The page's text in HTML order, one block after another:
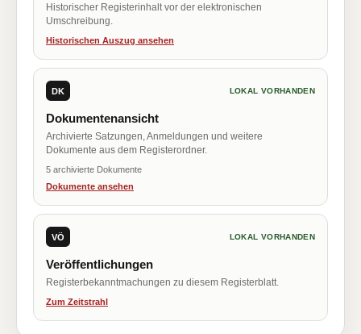
Historischer Registerinhalt vor der elektronischen
Umschreibung.
Historischen Auszug ansehen
DK LOKAL VORHANDEN
Dokumentenansicht
Archivierte Satzungen, Anmeldungen und weitere
Dokumente aus dem Registerordner.
5 archivierte Dokumente
Dokumente ansehen
VÖ LOKAL VORHANDEN
Veröffentlichungen
Registerbekanntmachungen zu diesem Registerblatt.
Zum Zeitstrahl